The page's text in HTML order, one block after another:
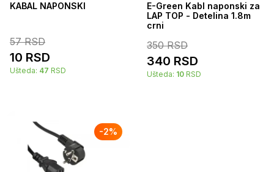
KABAL NAPONSKI
57RSD
10 RSD
Ušteda: 47 RSD
E-Green Kabl naponski za
LAP TOP - Detelina 1.8m
crni
350RSD
340 RSD
Ušteda: 10 RSD
-2%